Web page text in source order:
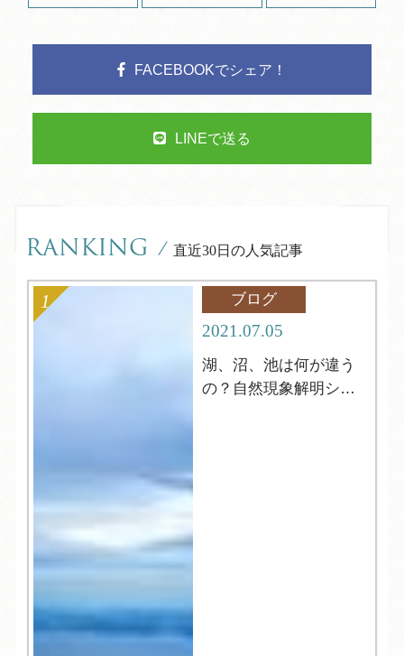
FACEBOOKでシェア！
LINEで送る
RANKING / 直近30日の人気記事
ブログ
2021.07.05
湖、沼、池は何が違う
の？自然現象解明シリ